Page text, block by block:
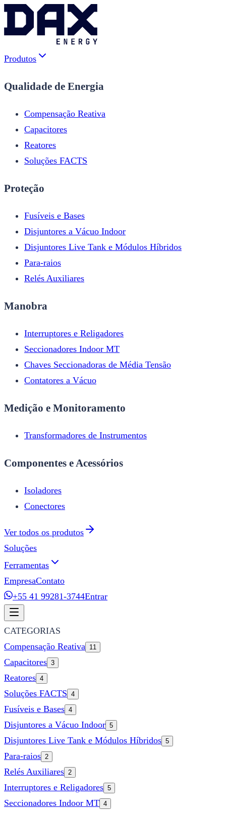
Produtos
Qualidade de Energia
Compensação Reativa
Capacitores
Reatores
Soluções FACTS
Proteção
Fusíveis e Bases
Disjuntores a Vácuo Indoor
Disjuntores Live Tank e Módulos Híbridos
Para-raios
Relés Auxiliares
Manobra
Interruptores e Religadores
Seccionadores Indoor MT
Chaves Seccionadoras de Média Tensão
Contatores a Vácuo
Medição e Monitoramento
Transformadores de Instrumentos
Componentes e Acessórios
Isoladores
Conectores
Ver todos os produtos
Soluções
Ferramentas
EmpresaContato
+55 41 99281-3744Entrar
CATEGORIAS
Compensação Reativa 11
Capacitores 3
Reatores 4
Soluções FACTS 4
Fusíveis e Bases 4
Disjuntores a Vácuo Indoor 5
Disjuntores Live Tank e Módulos Híbridos 5
Para-raios 2
Relés Auxiliares 2
Interruptores e Religadores 5
Seccionadores Indoor MT 4